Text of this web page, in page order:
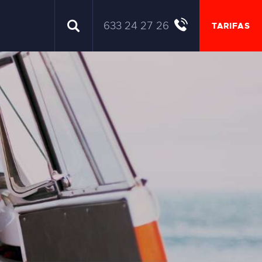
633 24 27 26 TARIFAS